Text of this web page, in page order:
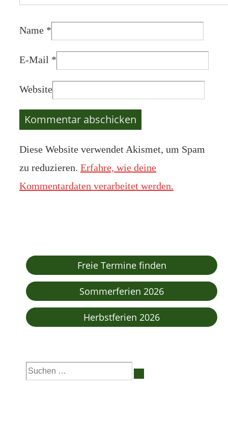
Name *
E-Mail *
Website
Diese Website verwendet Akismet, um Spam
zu reduzieren. Erfahre, wie deine
Kommentardaten verarbeitet werden.
Freie Termine finden
Sommerferien 2026
Herbstferien 2026
Suchen
nach: